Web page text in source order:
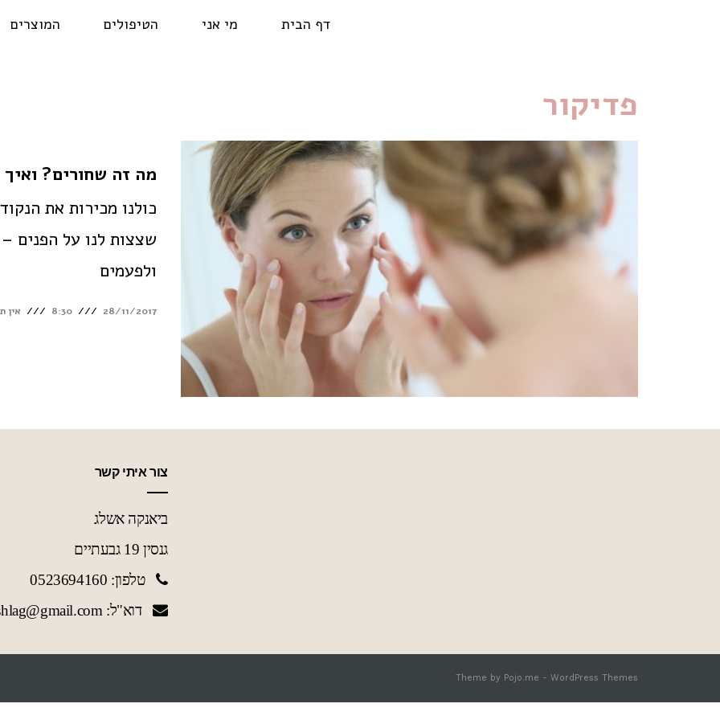
דף הבית מי אני הטיפולים המוצרים
פדיקור
מה זה שחורים?
כולנו מכירות את
שצצות לנו על
ולפעמים
28/11/2017
8:30 אין
צור איתי קשר
ביאנקה אשלג
גנסין 19 גבעתיים
טלפון: 0523694160
דוא"ל: biashlag@gmail.com
Theme by Pojo.me - WordPress Themes